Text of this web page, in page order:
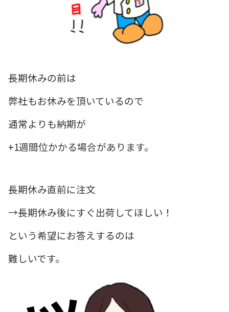
長期休みの前は
弊社もお休みを頂いているので
通常よりも納期が
+1週間位かかる場合があります。
長期休み直前に注文
→長期休み後にすぐ出荷してほしい！
という希望にお答えするのは
難しいです。